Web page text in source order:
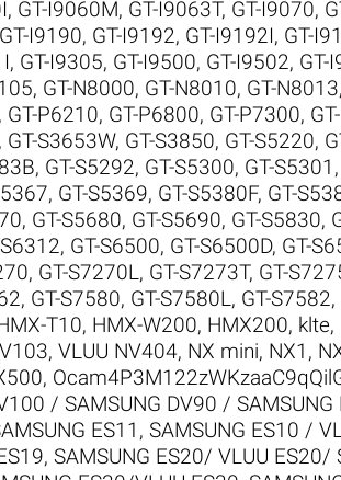
, GT-I9060M, GT-I9063T, GT-I9070,
GT-I9190, GT-I9192, GT-I9192I, GT-
, GT-I9305, GT-I9500, GT-I9502, GT-
, GT-N8000, GT-N8010, GT-N8013,
, GT-P6210, GT-P6800, GT-P7300,
, GT-S3653W, GT-S3850, GT-S5220,
, GT-S5292, GT-S5300, GT-S5301 ,
, GT-S5369, GT-S5380F, GT-
, GT-S5680, GT-S5690, GT-S5830,
, GT-S6500, GT-S6500D, GT-
, GT-S7270L, GT-S7273T, GT-
, GT-S7580, GT-S7580L, GT-S7582,
T10, HMX-W200, HMX200, klte,
VLUU NV404, NX mini, NX1 ,
,
/ SAMSUNG DV90 / SAMSUNG
ES11 , SAMSUNG ES10 /
, SAMSUNG ES20/ VLUU ES20/